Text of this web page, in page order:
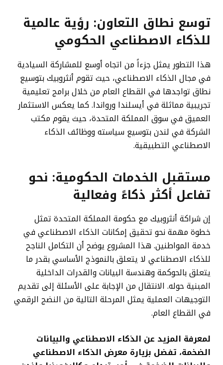
توسع نطاق التعاون: رؤية عالمية
للذكاء الاصطناعي الحكومي
هذا التطور يمثل جزءاً من اتجاه أوسع للمشاركة السيادية
في مجال الذكاء الاصطناعي، حيث تقوم أنثروبيك بتوسيع
نطاق تواجدها في القطاع العام من خلال برامج تعليمية
تجريبية مماثلة في أيسلندا ورواندا. كما يعكس الاستثمار
العميق في سوق المملكة المتحدة، حيث يقوم مكتب
الشركة في لندن بتوسيع سياسته ووظائف الذكاء
الاصطناعي التطبيقية.
مستقبل الخدمات الحكومية: نحو
تفاعل أكثر ذكاءً وفعالية
إن شراكة أنثروبيك مع حكومة المملكة المتحدة تمثل
خطوة مهمة نحو تحقيق إمكانات الذكاء الاصطناعي في
خدمة المواطنين. هذا المشروع يوضح أن التكامل الناجح
للذكاء الاصطناعي لا يتعلق بالنموذج الأساسي بقدر ما
يتعلق بالحوكمة وهندسة البيانات والقدرات الداخلية
المبنية حوله. الانتقال من الإجابة على الأسئلة إلى تقديم
التوجيهات العملية يمثل المرحلة التالية من النضج الرقمي
في القطاع العام.
لمعرفة المزيد عن الذكاء الاصطناعي والبيانات
الضخمة، تفضل بزيارة معرض الذكاء الاصطناعي